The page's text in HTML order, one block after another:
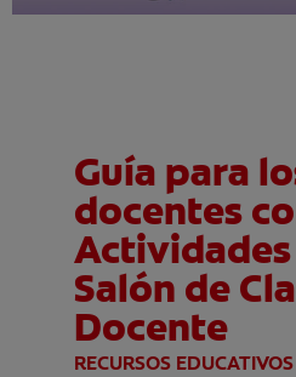
Guía para
docentes
Salón de
Docente
RECURSOS EDUCATIVOS